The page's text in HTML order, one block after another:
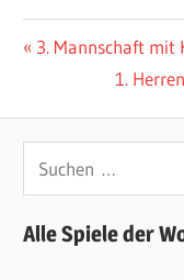
Vorheriger
3. Mannschaft mit
Nächster
1.
Alle Spiele der